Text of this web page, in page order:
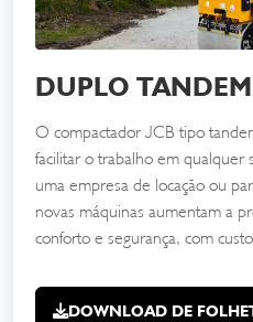
DUPLO
O compactador JCB tipo
facilitar o trabalho em qualquer
uma empresa de locação ou
novas máquinas aumentam a
conforto e segurança, com
DOWNLOAD DE